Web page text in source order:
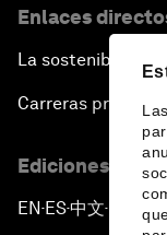
Enlaces
La sostenibilidad
Carreras
Ediciones en
EN ▪ES▪中文▪ 日本語